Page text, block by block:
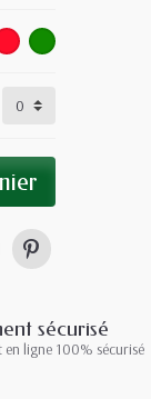
sécurisé
en ligne 100% sécurisé